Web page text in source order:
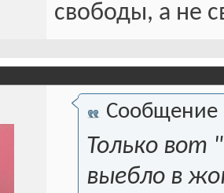
свободы, а не
Сообщение
Только вот
выебло в